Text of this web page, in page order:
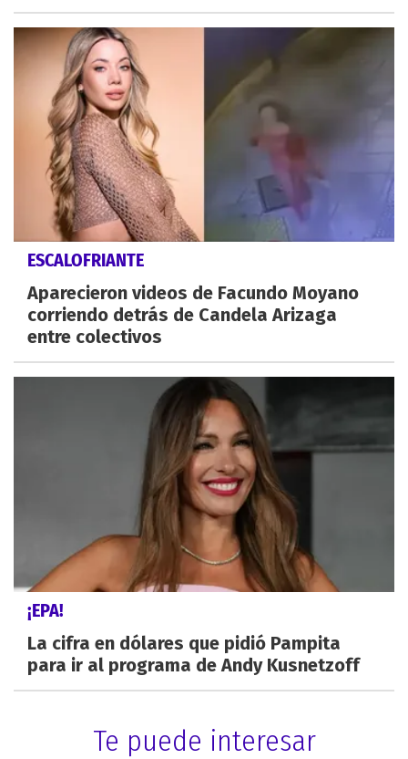
ESCALOFRIANTE
Aparecieron videos de Facundo Moyano
corriendo detrás de Candela Arizaga
entre colectivos
¡EPA!
La cifra en dólares que pidió Pampita
para ir al programa de Andy Kusnetzoff
Te puede interesar